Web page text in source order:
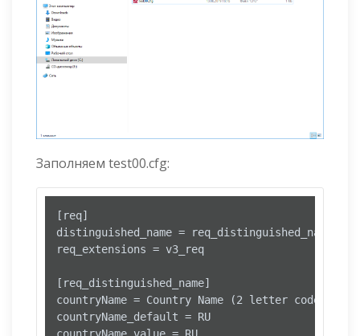
Заполняем test00.cfg:
[req]
distinguished_name = req_distinguished_name
req_extensions = v3_req
[req_distinguished_name]
countryName = Country Name (2 letter code)
countryName_default = RU
countryName_value = RU